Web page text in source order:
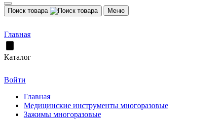
Поиск товара Меню
Главная
Каталог
Войти
Главная
Медицинские инструменты многоразовые
Зажимы многоразовые